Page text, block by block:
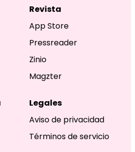
Revista
App Store
Pressreader
Zinio
Magzter
Legales
Aviso de privacidad
Términos de servicio